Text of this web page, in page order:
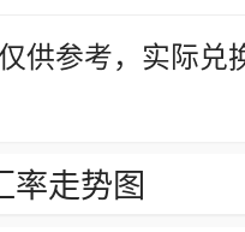
供参考，实际
率走势图